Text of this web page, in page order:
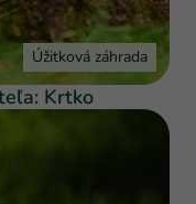
Úžitková záhrada
Krtko